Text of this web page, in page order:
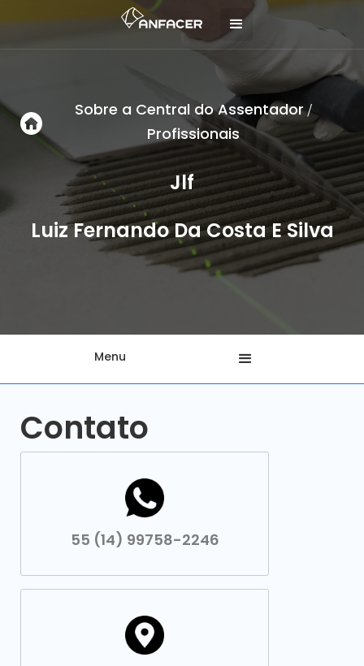
Sobre a Central do Assentador/
Profissionais
Jlf
Luiz Fernando Da Costa E Silva
Menu
Contato
55 (14) 99758-2246